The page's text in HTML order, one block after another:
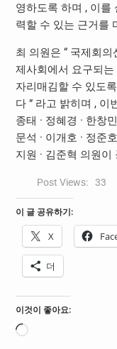
영하도록 하며 , 이를
력할 수 있는 근거를
최 의원은 “ 국제회
제사회에서 요구되
자리매김할 수 있도
다 ” 라고 밝히며 , 이
종태 · 정혜경 · 한창
문석 · 이개호 · 정준
지원 · 김준혁 의원
Post Views: 33
이 글 공유하기:
X
더
이것이 좋아요:
로